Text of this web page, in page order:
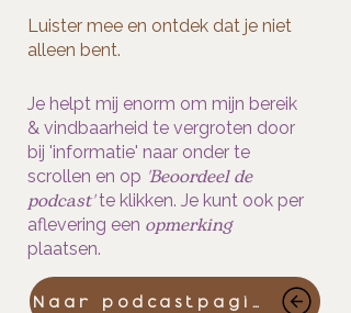
Luister mee en ontdek dat je niet
alleen bent.
Je helpt mij enorm om mijn bereik
& vindbaarheid te vergroten door
bij 'informatie' naar onder te
scrollen en op 'Beoordeel de
podcast'te klikken. Je kunt ook per
aflevering een opmerking
plaatsen.
Naar podcastpagina